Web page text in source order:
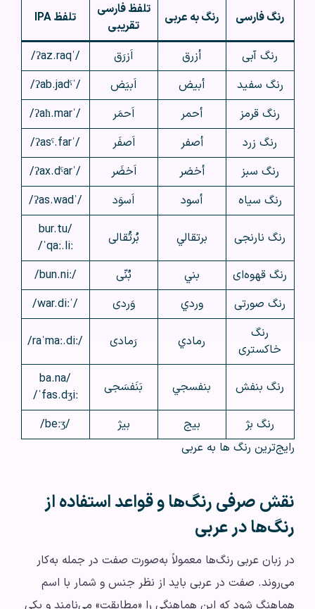
رنگ فارسی رنگ به عربی
تلفظ فارسی
تقریبی
تلفظ IPA
رنگ آبی أزرق اَزرَق
/ˈʔaz.raq/
رنگ سفید
أبيض اَبیَض
/ˈʔab.jadˤ/
رنگ قرمز
أحمر اَحمَر
/ˈʔaħ.mar/
رنگ زرد
أصفر اَصفَر
/ˈʔasˤ.far/
رنگ سبز
أخضر اَخضَر
/ˈʔax.dˤar/
رنگ سیاه
أسود اَسوَد /ˈʔas.wad/
رنگ نارنجی برتقالي بُرتُقالی
/bur.tu
ˈqaː.liː/
رنگ قهوه‌ای
بني بُنّی
/bun.niː/
رنگ صورتی
وردي وَردی
/ˈwar.diː/
رنگ
خاکستری
رمادي رَمادی /raˈmaː.diː/
رنگ بنفش بنفسجي بَنَفسَجی
/ba.na
ˈfas.dʒiː/
رنگ بژ
بيج بیژ
/beːʒ/
رایج‌ترین رنگ ها به عربی
نقش صرفی رنگ‌ها و قواعد استفاده از
رنگ‌ها در عربی
در زبان عربی رنگ‌ها معمولاً به‌صورت صفت در جمله به‌کار
می‌روند. صفت در عربی باید از نظر جنس و شمار با اسم